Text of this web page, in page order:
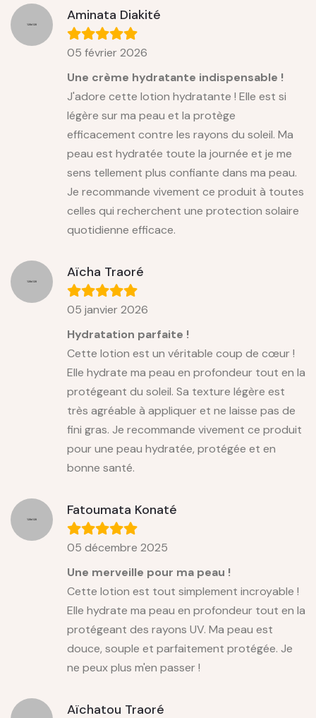
Aminata Diakité
05 février 2026
Une crème hydratante indispensable !
J'adore cette lotion hydratante ! Elle est si
légère sur ma peau et la protège
efficacement contre les rayons du soleil. Ma
peau est hydratée toute la journée et je me
sens tellement plus confiante dans ma peau.
Je recommande vivement ce produit à toutes
celles qui recherchent une protection solaire
quotidienne efficace.
Aïcha Traoré
05 janvier 2026
Hydratation parfaite !
Cette lotion est un véritable coup de cœur !
Elle hydrate ma peau en profondeur tout en la
protégeant du soleil. Sa texture légère est
très agréable à appliquer et ne laisse pas de
fini gras. Je recommande vivement ce produit
pour une peau hydratée, protégée et en
bonne santé.
Fatoumata Konaté
05 décembre 2025
Une merveille pour ma peau !
Cette lotion est tout simplement incroyable !
Elle hydrate ma peau en profondeur tout en la
protégeant des rayons UV. Ma peau est
douce, souple et parfaitement protégée. Je
ne peux plus m'en passer !
Aïchatou Traoré